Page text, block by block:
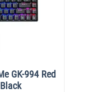
GK-994 Red